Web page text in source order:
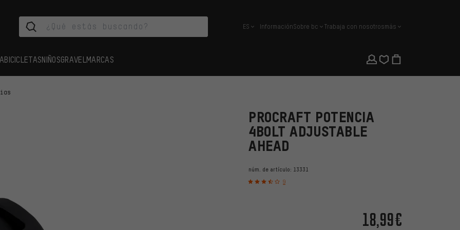
español
ES InformaciónSobre bc Trabaja con nosotrosmás
BICICLETASNIÑOSGRAVEL MARCAS
PROCRAFT POTENCIA
4BOLT ADJUSTABLE
AHEAD
núm. de artículo: 13331
9
18,99€